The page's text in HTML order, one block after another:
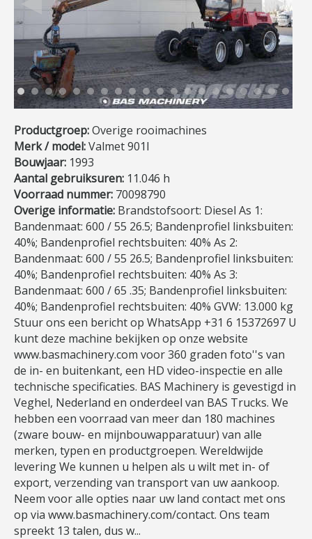
Productgroep:Overige rooimachines
Merk / model:Valmet 901I
Bouwjaar: 1993
Aantal gebruiksuren: 11.046 h
Voorraad nummer: 70098790
Overige informatie: Brandstofsoort: Diesel As 1:
Bandenmaat: 600 / 55 26.5; Bandenprofiel linksbuiten:
40%; Bandenprofiel rechtsbuiten: 40% As 2:
Bandenmaat: 600 / 55 26.5; Bandenprofiel linksbuiten:
40%; Bandenprofiel rechtsbuiten: 40% As 3:
Bandenmaat: 600 / 65 .35; Bandenprofiel linksbuiten:
40%; Bandenprofiel rechtsbuiten: 40% GVW: 13.000 kg
Stuur ons een bericht op WhatsApp +31 6 15372697 U
kunt deze machine bekijken op onze website
www.basmachinery.com voor 360 graden foto''s van
de in- en buitenkant, een HD video-inspectie en alle
technische specificaties. BAS Machinery is gevestigd in
Veghel, Nederland en onderdeel van BAS Trucks. We
hebben een voorraad van meer dan 180 machines
(zware bouw- en mijnbouwapparatuur) van alle
merken, typen en productgroepen. Wereldwijde
levering We kunnen u helpen als u wilt met in- of
export, verzending van transport van uw aankoop.
Neem voor alle opties naar uw land contact met ons
op via www.basmachinery.com/contact. Ons team
spreekt 13 talen, dus w...